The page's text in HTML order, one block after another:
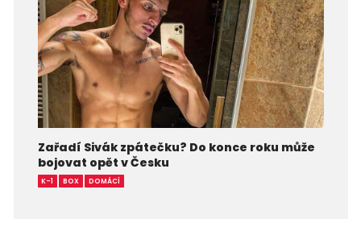
Zařadí Sivák zpátečku? Do konce roku může
bojovat opět v Česku
K-1 BOX DOMÁCÍ